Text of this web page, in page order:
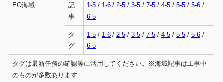
EO海域
記
事
1-5/ 1-6/ 2-5/ 3-5/ 7-5/ 4-5/ 5-5/ 5-6/
6-5
タ
グ
1-5/ 1-6/ 2-5/ 3-5/ 7-5/ 4-5/ 5-5/ 5-6/
6-5
タグは最新任務の確認等に活用してください。※海域記事は工事中
のものが多数あります